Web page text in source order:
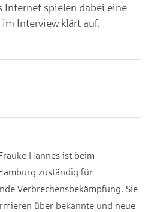
Internet spielen dabei eine
Interview klärt auf.
Hannes ist beim
zuständig für
Verbrechensbekämpfung. Sie
über bekannte und neue